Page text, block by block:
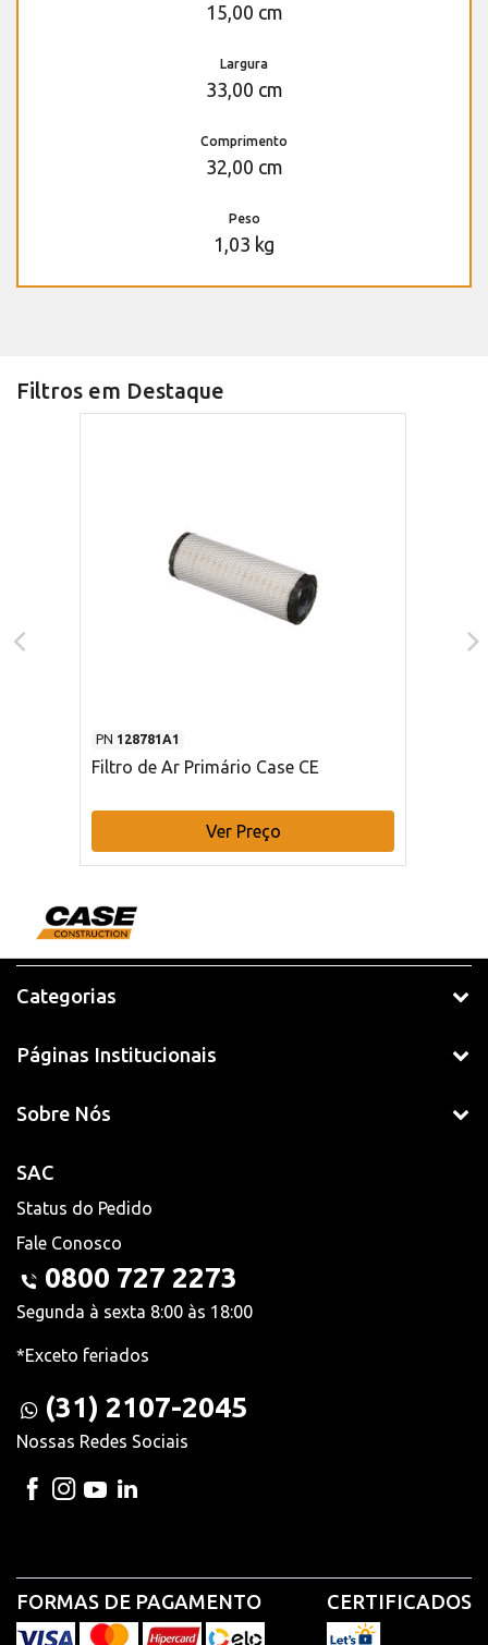
15,00 cm
Largura
33,00 cm
Comprimento
32,00 cm
Peso
1,03 kg
Filtros em Destaque
PN 128781A1
Filtro de Ar Primário Case CE
Ver Preço
Categorias
Páginas Institucionais
Sobre Nós
SAC
Status do Pedido
Fale Conosco
0800 727 2273
Segunda à sexta 8:00 às 18:00
*Exceto feriados
(31) 2107-2045
Nossas Redes Sociais
FORMAS DE PAGAMENTO CERTIFICADOS